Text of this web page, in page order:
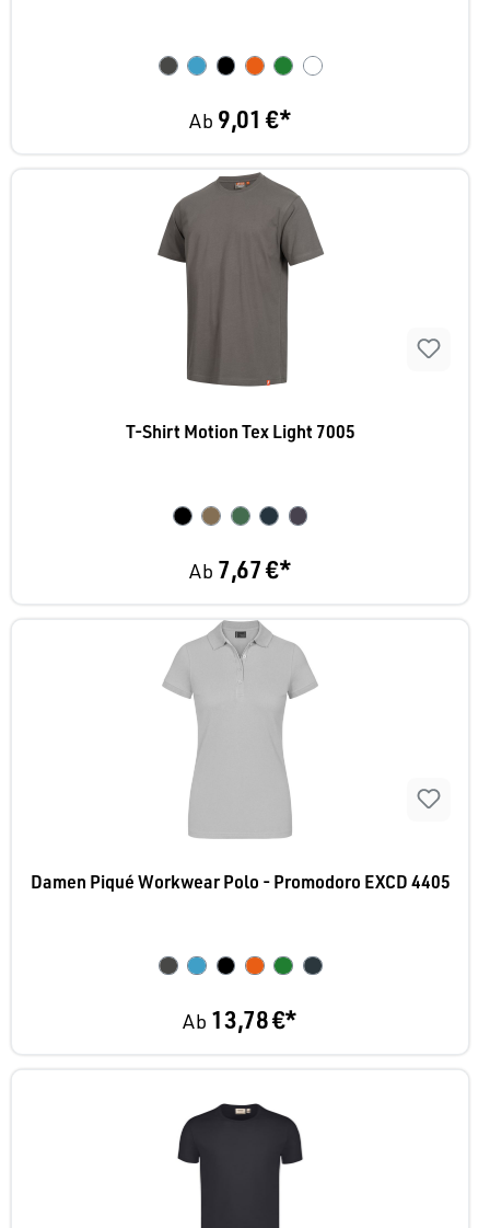
Ab 9,01 €*
T-Shirt Motion Tex Light 7005
Ab 7,67 €*
Damen Piqué Workwear Polo - Promodoro EXCD 4405
Ab 13,78 €*